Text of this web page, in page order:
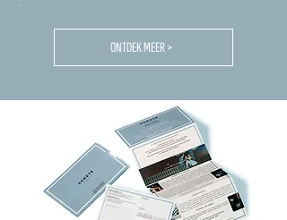
ONTDEK MEER >